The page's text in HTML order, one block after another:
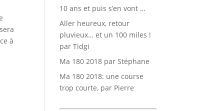
à
10 ans et puis s’en vont …
Aller heureux, retour
pluvieux… et un 100 miles !
par Tidgi
Ma 180 2018 par Stéphane
Ma 180 2018: une course
trop courte, par Pierre